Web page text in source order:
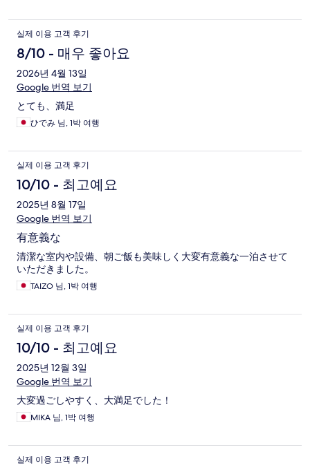
실제 이용 고객 후기
8/10 - 매우 좋아요
2026년 4월 13일
Google 번역 보기
とても、満足
ひでみ 님, 1박 여행
실제 이용 고객 후기
10/10 - 최고예요
2025년 8월 17일
Google 번역 보기
有意義な
清潔な室内や設備、朝ご飯も美味しく大変有意義な一泊させて
いただきました。
TAIZO 님, 1박 여행
실제 이용 고객 후기
10/10 - 최고예요
2025년 12월 3일
Google 번역 보기
大変過ごしやすく、大満足でした！
MIKA 님, 1박 여행
실제 이용 고객 후기